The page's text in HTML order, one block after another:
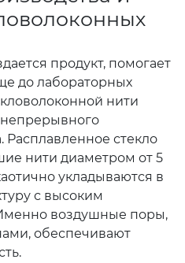
продукт, помогает
до лабораторных
нити
стекло
нити диаметром от 5
укладываются в
с высоким
воздушные поры,
обеспечивают